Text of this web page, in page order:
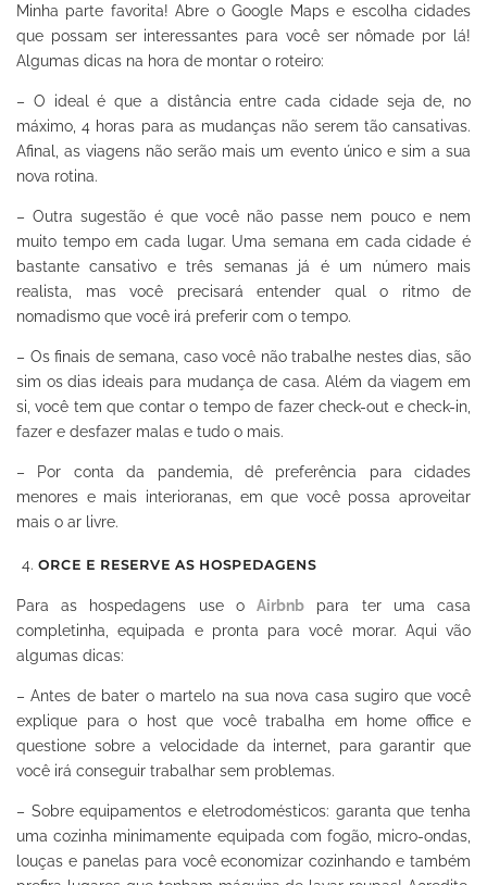
Minha parte favorita! Abre o Google Maps e escolha cidades
que possam ser interessantes para você ser nômade por lá!
Algumas dicas na hora de montar o roteiro:
– O ideal é que a distância entre cada cidade seja de, no
máximo, 4 horas para as mudanças não serem tão cansativas.
Afinal, as viagens não serão mais um evento único e sim a sua
nova rotina.
– Outra sugestão é que você não passe nem pouco e nem
muito tempo em cada lugar. Uma semana em cada cidade é
bastante cansativo e três semanas já é um número mais
realista, mas você precisará entender qual o ritmo de
nomadismo que você irá preferir com o tempo.
– Os finais de semana, caso você não trabalhe nestes dias, são
sim os dias ideais para mudança de casa. Além da viagem em
si, você tem que contar o tempo de fazer check-out e check-in,
fazer e desfazer malas e tudo o mais.
– Por conta da pandemia, dê preferência para cidades
menores e mais interioranas, em que você possa aproveitar
mais o ar livre.
ORCE E RESERVE AS HOSPEDAGENS
Para as hospedagens use oAirbnb para ter uma casa
completinha, equipada e pronta para você morar. Aqui vão
algumas dicas:
– Antes de bater o martelo na sua nova casa sugiro que você
explique para o host que você trabalha em home office e
questione sobre a velocidade da internet, para garantir que
você irá conseguir trabalhar sem problemas.
– Sobre equipamentos e eletrodomésticos: garanta que tenha
uma cozinha minimamente equipada com fogão, micro-ondas,
louças e panelas para você economizar cozinhando e também